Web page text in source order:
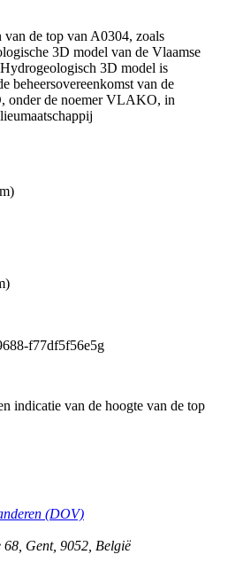
van de top van A0304, zoals
3D model van de Vlaamse
3D model is
beheersovereenkomst van de
onder de noemer VLAKO, in
f77df5f56e5g
indicatie van de hoogte van de top
(DOV)
68 Gent, 9052 België